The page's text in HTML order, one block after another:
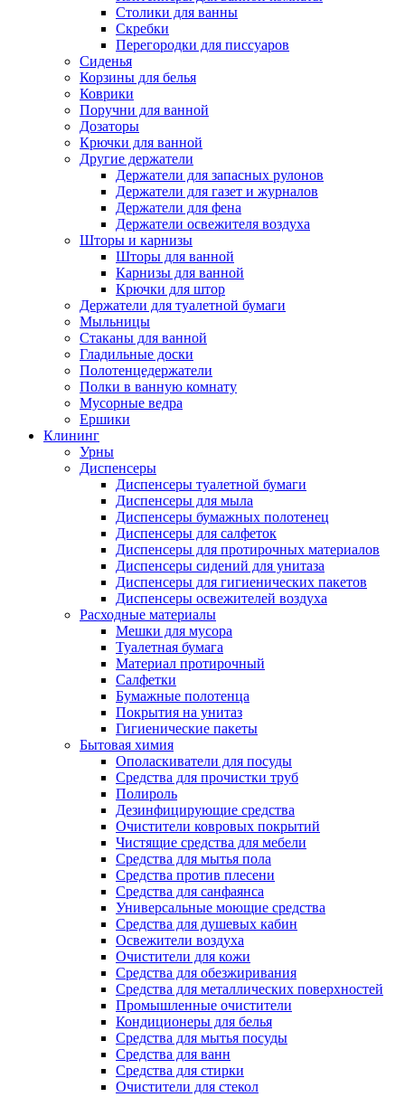
Столики для ванны
Скребки
Перегородки для писсуаров
Сиденья
Корзины для белья
Коврики
Поручни для ванной
Дозаторы
Крючки для ванной
Другие держатели
Держатели для запасных рулонов
Держатели для газет и журналов
Держатели для фена
Держатели освежителя воздуха
Шторы и карнизы
Шторы для ванной
Карнизы для ванной
Крючки для штор
Держатели для туалетной бумаги
Мыльницы
Стаканы для ванной
Гладильные доски
Полотенцедержатели
Полки в ванную комнату
Мусорные ведра
Ершики
Клининг
Урны
Диспенсеры
Диспенсеры туалетной бумаги
Диспенсеры для мыла
Диспенсеры бумажных полотенец
Диспенсеры для салфеток
Диспенсеры для протирочных материалов
Диспенсеры сидений для унитаза
Диспенсеры для гигиенических пакетов
Диспенсеры освежителей воздуха
Расходные материалы
Мешки для мусора
Туалетная бумага
Материал протирочный
Салфетки
Бумажные полотенца
Покрытия на унитаз
Гигиенические пакеты
Бытовая химия
Ополаскиватели для посуды
Средства для прочистки труб
Полироль
Дезинфицирующие средства
Очистители ковровых покрытий
Чистящие средства для мебели
Средства для мытья пола
Средства против плесени
Средства для санфаянса
Универсальные моющие средства
Средства для душевых кабин
Освежители воздуха
Очистители для кожи
Средства для обезжиривания
Средства для металлических поверхностей
Промышленные очистители
Кондиционеры для белья
Средства для мытья посуды
Средства для ванн
Средства для стирки
Очистители для стекол